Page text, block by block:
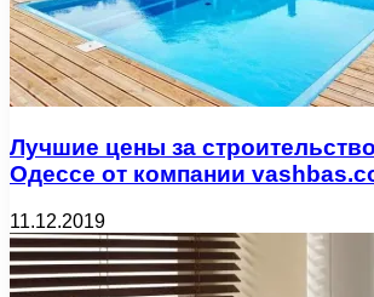
Лучшие цены за
Одессе от компании
11.12.2019